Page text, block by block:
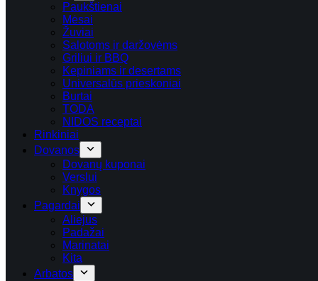
Paukštienai
Mėsai
Žuviai
Salotoms ir daržovėms
Griliui ir BBQ
Kepiniams ir desertams
Universalūs prieskoniai
Burtai
TODA
NIDOS receptai
Rinkiniai
Dovanos
Dovanų kuponai
Verslui
Knygos
Pagardai
Aliejus
Padažai
Marinatai
Kita
Arbatos